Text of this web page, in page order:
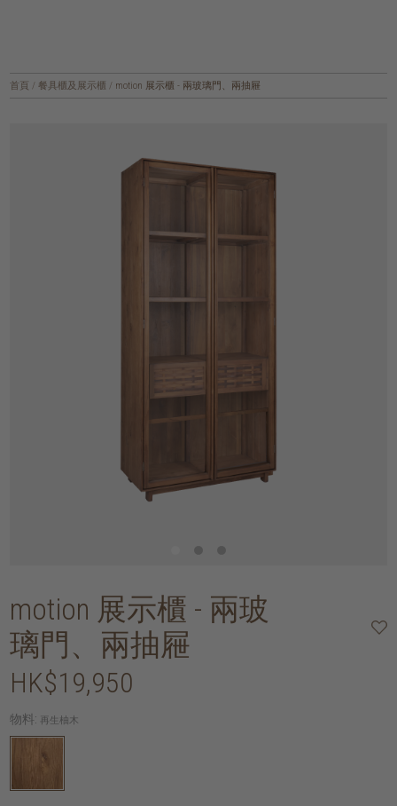
首頁 / 餐具櫃及展示櫃 / motion 展示櫃 - 兩玻璃門、兩抽屜
motion 展示櫃 - 兩玻
璃門、兩抽屜
HK$19,950
物料: 再生柚木